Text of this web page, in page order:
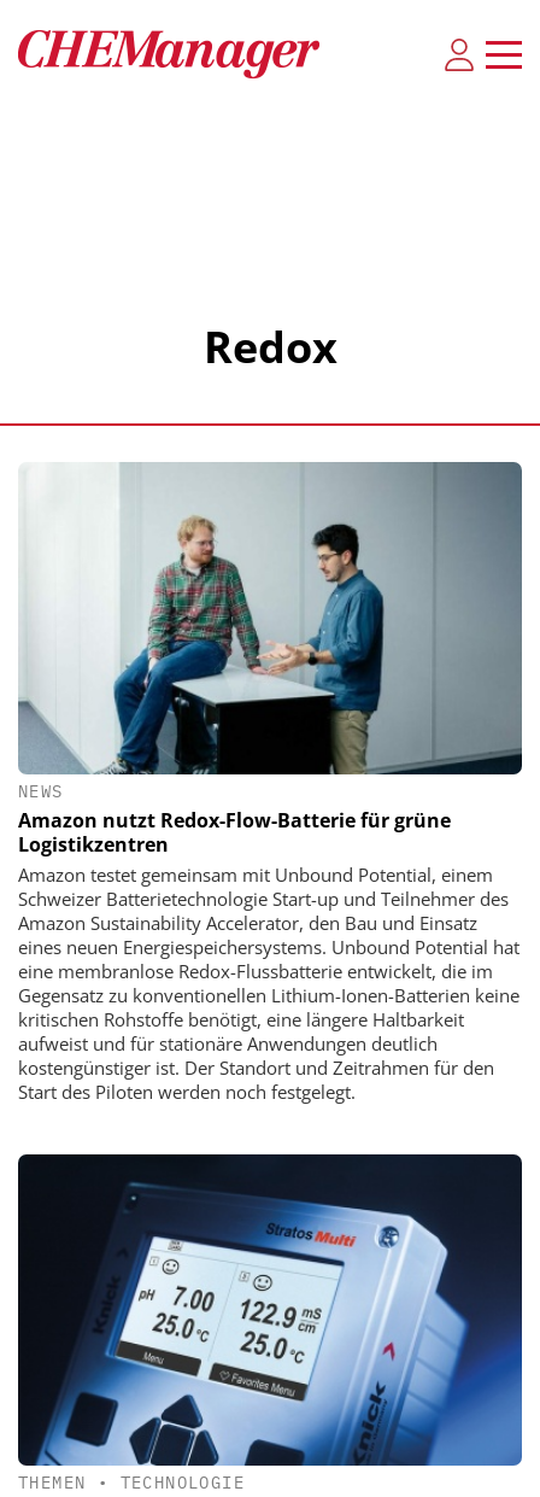
Redox
NEWS
Amazon nutzt Redox-Flow-Batterie für grüne
Logistikzentren
Amazon testet gemeinsam mit Unbound Potential, einem
Schweizer Batterietechnologie Start-up und Teilnehmer des
Amazon Sustainability Accelerator, den Bau und Einsatz
eines neuen Energiespeichersystems. Unbound Potential hat
eine membranlose Redox-Flussbatterie entwickelt, die im
Gegensatz zu konventionellen Lithium-Ionen-Batterien keine
kritischen Rohstoffe benötigt, eine längere Haltbarkeit
aufweist und für stationäre Anwendungen deutlich
kostengünstiger ist. Der Standort und Zeitrahmen für den
Start des Piloten werden noch festgelegt.
THEMEN • TECHNOLOGIE